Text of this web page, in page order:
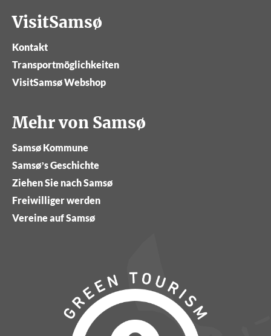
VisitSamsø
Kontakt
Transportmöglichkeiten
VisitSamsø Webshop
Mehr von Samsø
Samsø Kommune
Samsø’s Geschichte
Ziehen Sie nach Samsø
Freiwilliger werden
Vereine auf Samsø